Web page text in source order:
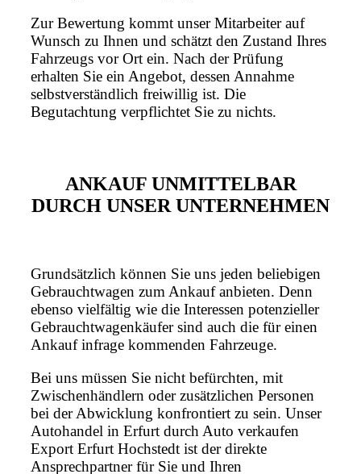
Zur Bewertung kommt unser Mitarbeiter auf
Wunsch zu Ihnen und schätzt den Zustand Ihres
Fahrzeugs vor Ort ein. Nach der Prüfung
erhalten Sie ein Angebot, dessen Annahme
selbstverständlich freiwillig ist. Die
Begutachtung verpflichtet Sie zu nichts.
ANKAUF UNMITTELBAR
DURCH UNSER UNTERNEHMEN
Grundsätzlich können Sie uns jeden beliebigen
Gebrauchtwagen zum Ankauf anbieten. Denn
ebenso vielfältig wie die Interessen potenzieller
Gebrauchtwagenkäufer sind auch die für einen
Ankauf infrage kommenden Fahrzeuge.
Bei uns müssen Sie nicht befürchten, mit
Zwischenhändlern oder zusätzlichen Personen
bei der Abwicklung konfrontiert zu sein. Unser
Autohandel in Erfurt durch Auto verkaufen
Export Erfurt Hochstedt ist der direkte
Ansprechpartner für Sie und Ihren